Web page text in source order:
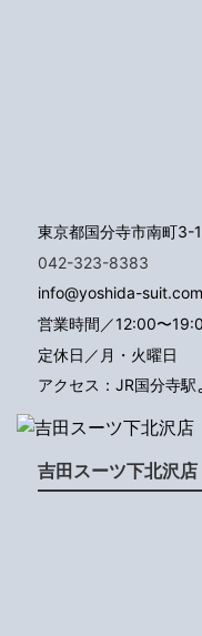
東京都国分寺市南町3-
042-323-8383
info@yoshida-suit.com
営業時間／12:00〜
定休日／月・火曜日
アクセス：JR国分寺
吉田スーツ下北沢店